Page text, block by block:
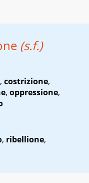
(s.f.)
, costrizione,
, oppressione,
, ribellione,